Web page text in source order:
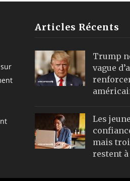
Articles Récents
Trump
vague
Les
mais
restent